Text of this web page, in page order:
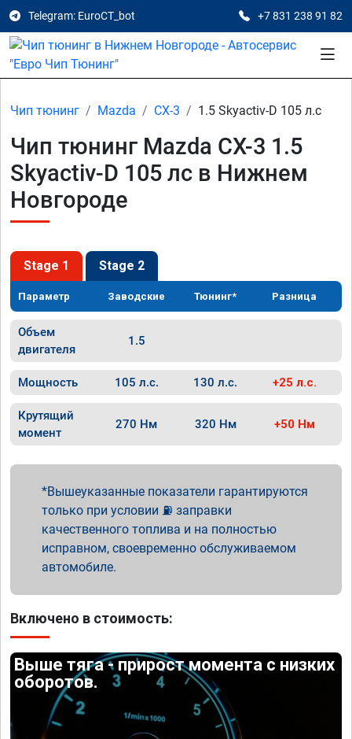
Telegram: EuroCT_bot +7 831 238 91 82
Чип тюнинг Mazda CX-3 1.5 Skyactiv-D 105 л.с
Чип тюнинг Mazda CX-3 1.5
Skyactiv-D 105 лс в Нижнем
Новгороде
Stage 1 Stage 2
Параметр Заводские Тюнинг* Разница
Объем
двигателя
1.5
Мощность 105 л.с. 130 л.с. +25 л.с.
Крутящий
момент
270 Нм 320 Нм +50 Нм
Вышеуказанные показатели гарантируются
только при условии ⛽ заправки
качественного топлива и на полностью
исправном, своевременно обслуживаемом
автомобиле.
Включено в стоимость:
Выше тяга - прирост момента с низких
оборотов.